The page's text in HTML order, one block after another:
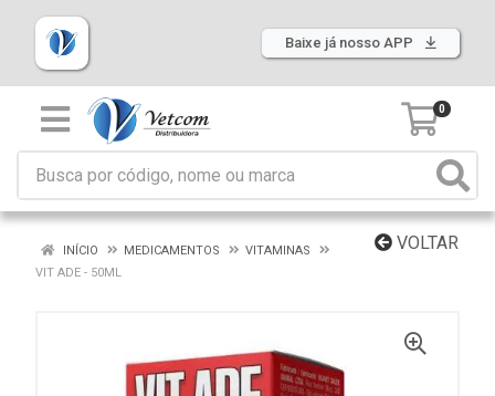
Baixe já nosso APP
0
VOLTAR
INÍCIO MEDICAMENTOS
VITAMINAS
VIT ADE - 50ML